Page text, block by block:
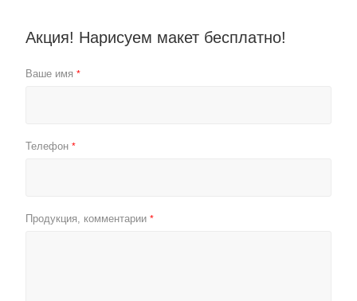
Акция! Нарисуем макет бесплатно!
Ваше имя *
Телефон *
Продукция, комментарии *